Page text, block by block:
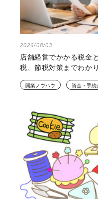
2026/08/03
店舗経営でかかる税金
税、節税対策までわか
開業ノウハウ 資金・手続